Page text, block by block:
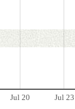
Jul 20 Jul 23